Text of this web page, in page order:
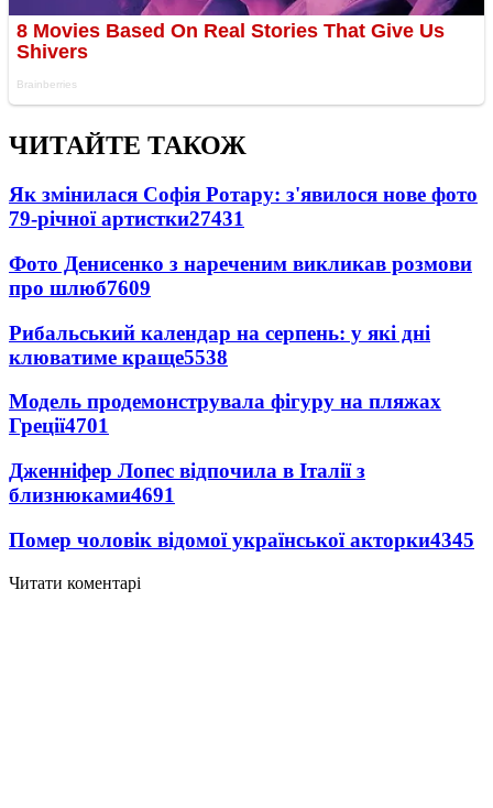
ЧИТАЙТЕ ТАКОЖ
Як змінилася Софія Ротару: з'явилося нове фото
79-річної артистки27431
Фото Денисенко з нареченим викликав розмови
про шлюб7609
Рибальський календар на серпень: у які дні
клюватиме краще5538
Модель продемонструвала фігуру на пляжах
Греції4701
Дженніфер Лопес відпочила в Італії з
близнюками4691
Помер чоловік відомої української акторки4345
Читати коментарі